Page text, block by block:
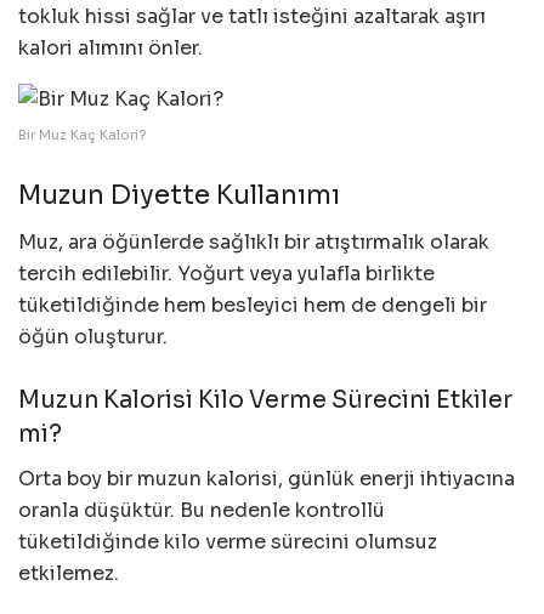
tokluk hissi sağlar ve tatlı isteğini azaltarak aşırı
kalori alımını önler.
Bir Muz Kaç Kalori?
Muzun Diyette Kullanımı
Muz, ara öğünlerde sağlıklı bir atıştırmalık olarak
tercih edilebilir. Yoğurt veya yulafla birlikte
tüketildiğinde hem besleyici hem de dengeli bir
öğün oluşturur.
Muzun Kalorisi Kilo Verme Sürecini Etkiler
mi?
Orta boy bir muzun kalorisi, günlük enerji ihtiyacına
oranla düşüktür. Bu nedenle kontrollü
tüketildiğinde kilo verme sürecini olumsuz
etkilemez.